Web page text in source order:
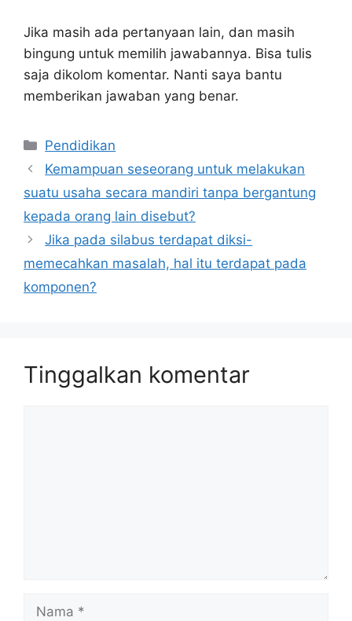
Jika masih ada pertanyaan lain, dan masih
bingung untuk memilih jawabannya. Bisa tulis
saja dikolom komentar. Nanti saya bantu
memberikan jawaban yang benar.
Kategori
Pendidikan
Kemampuan seseorang untuk melakukan
suatu usaha secara mandiri tanpa bergantung
kepada orang lain disebut?
Jika pada silabus terdapat diksi-
memecahkan masalah, hal itu terdapat pada
komponen?
Tinggalkan komentar